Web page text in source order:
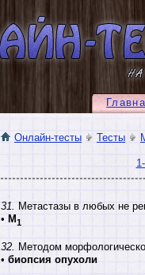
Онлайн-тесты Тесты
31. Метастазы в любых не
• M1
32. Методом
• биопсия опухоли